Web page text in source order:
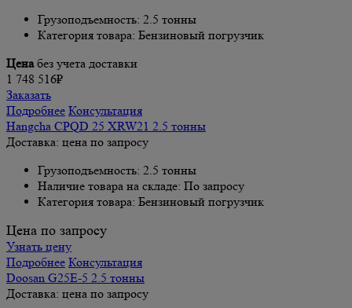
Грузоподъемность: 2.5 тонны
Категория товара: Бензиновый погрузчик
Цена без учета доставки
1 748 516₽
Заказать
Подробнее Консультация
Hangcha CPQD 25 XRW21 2.5 тонны
Доставка: цена по запросу
Грузоподъемность: 2.5 тонны
Наличие товара на складе: По запросу
Категория товара: Бензиновый погрузчик
Цена по запросу
Узнать цену
Подробнее Консультация
Doosan G25E-5 2.5 тонны
Доставка: цена по запросу